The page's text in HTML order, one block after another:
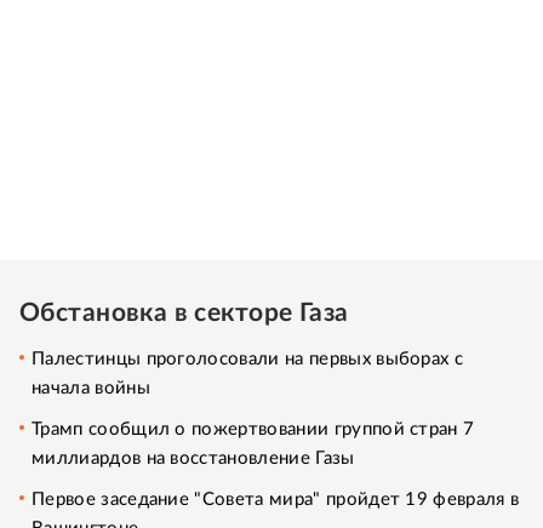
Обстановка в секторе Газа
Палестинцы проголосовали на первых выборах с
начала войны
Трамп сообщил о пожертвовании группой стран 7
миллиардов на восстановление Газы
Первое заседание "Совета мира" пройдет 19 февраля в